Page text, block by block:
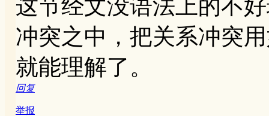
这节经文没语法上的不
冲突之中，把关系冲突
就能理解了。
回复
举报